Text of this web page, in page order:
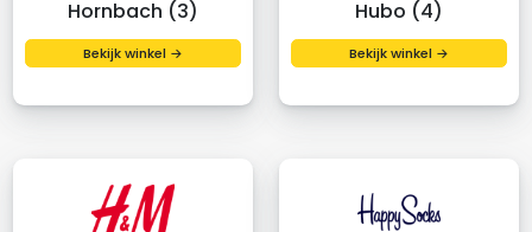
Hornbach (3)
Bekijk winkel →
Hubo (4)
Bekijk winkel →